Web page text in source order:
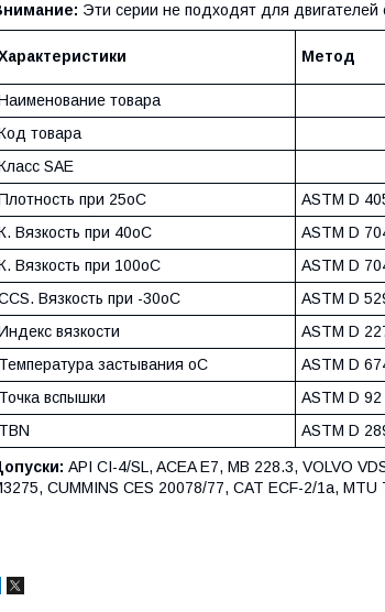
Эти серии не подходят для
Метод
товара
товара
SAE
при 25oC
ASTM D
Вязкость при 40oC
ASTM D
Вязкость при 100oC
ASTM D
Вязкость при -30oC
ASTM D
вязкости
ASTM D
Температура застывания oC
ASTM D
Точка вспышки
ASTM D 92
TBN
ASTM D
API CI-4/SL, ACEA E7, MB 228.3, VOLVO
CUMMINS CES 20078/77, CAT ECF-2/1a,